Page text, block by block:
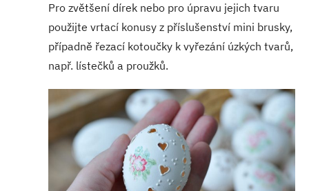
Pro zvětšení dírek nebo pro úpravu jejich tvaru
použijte vrtací konusy z příslušenství mini brusky,
případně řezací kotoučky k vyřezání úzkých tvarů,
např. lístečků a proužků.